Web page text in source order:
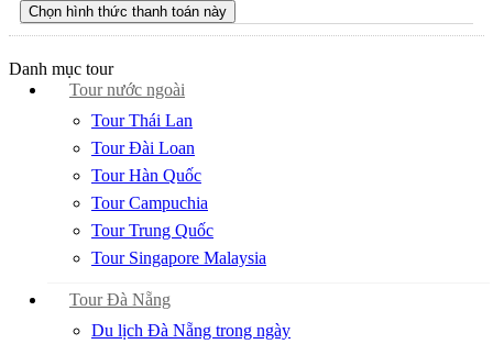
Danh mục tour
Tour nước ngoài
Tour Thái Lan
Tour Đài Loan
Tour Hàn Quốc
Tour Campuchia
Tour Trung Quốc
Tour Singapore Malaysia
Tour Đà Nẵng
Du lịch Đà Nẵng trong ngày